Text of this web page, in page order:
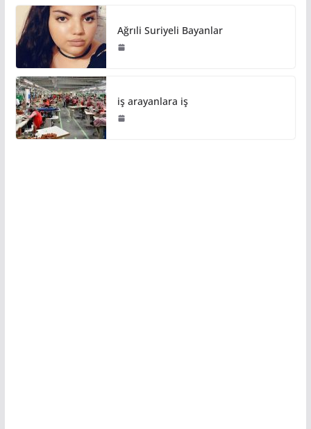
Ağrıli Suriyeli Bayanlar
iş arayanlara iş